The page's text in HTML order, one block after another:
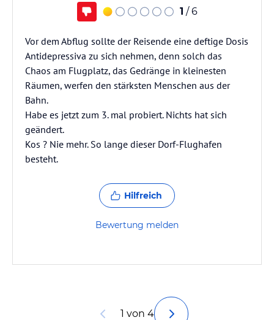
1 / 6
Vor dem Abflug sollte der Reisende eine deftige Dosis
Antidepressiva zu sich nehmen, denn solch das
Chaos am Flugplatz, das Gedränge in kleinesten
Räumen, werfen den stärksten Menschen aus der
Bahn.
Habe es jetzt zum 3. mal probiert. Nichts hat sich
geändert.
Kos ? Nie mehr. So lange dieser Dorf-Flughafen
besteht.
Hilfreich
Bewertung melden
1 von 4